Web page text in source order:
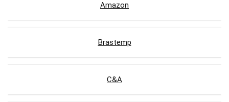
Amazon
Brastemp
C&A